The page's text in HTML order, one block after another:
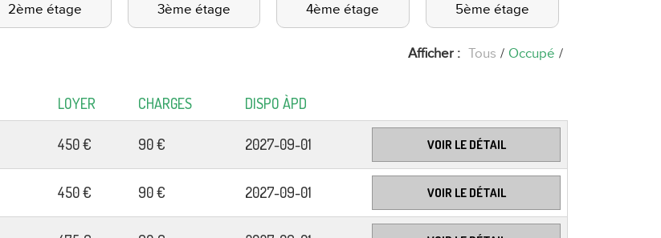
2ème étage 3ème étage 4ème étage 5ème étage
/
/ Occupé
Tous
Afficher :
LOYER CHARGES DISPO ÀPD
450 € 90 € 2027-09-01 VOIR LE DÉTAIL
450 € 90 € 2027-09-01 VOIR LE DÉTAIL